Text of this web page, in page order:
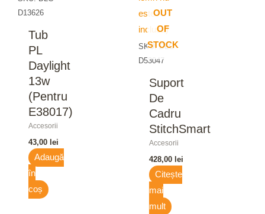
D13626
Tub
PL
Daylight
13w
(pentru
E38017)
Accesorii
43,00 lei
Adaugă
în
coș
OUT
OF
STOCK
SKU: DLC
D53047
Suport
De
Cadru
StitchSmart
Accesorii
428,00 lei
Citește
mai
mult